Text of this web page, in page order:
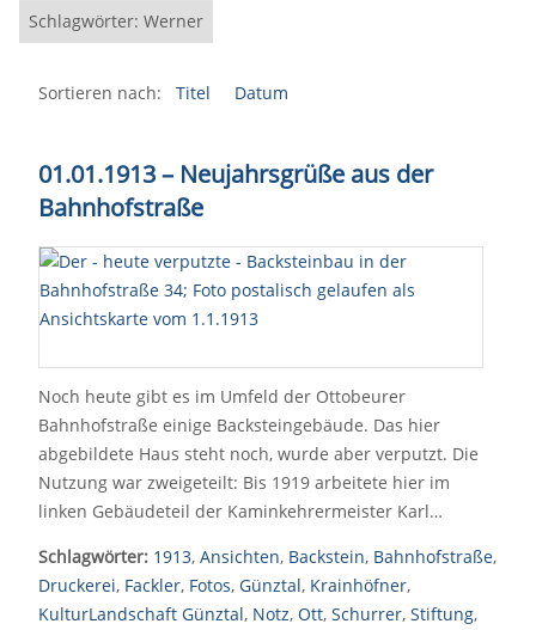
Schlagwörter: Werner
Sortieren nach: Titel Datum
01.01.1913 – Neujahrsgrüße aus der
Bahnhofstraße
Noch heute gibt es im Umfeld der Ottobeurer
Bahnhofstraße einige Backsteingebäude. Das hier
abgebildete Haus steht noch, wurde aber verputzt. Die
Nutzung war zweigeteilt: Bis 1919 arbeitete hier im
linken Gebäudeteil der Kaminkehrermeister Karl…
Schlagwörter: 1913, Ansichten, Backstein, Bahnhofstraße,
Druckerei, Fackler, Fotos, Günztal, Krainhöfner,
KulturLandschaft Günztal, Notz, Ott, Schurrer, Stiftung,